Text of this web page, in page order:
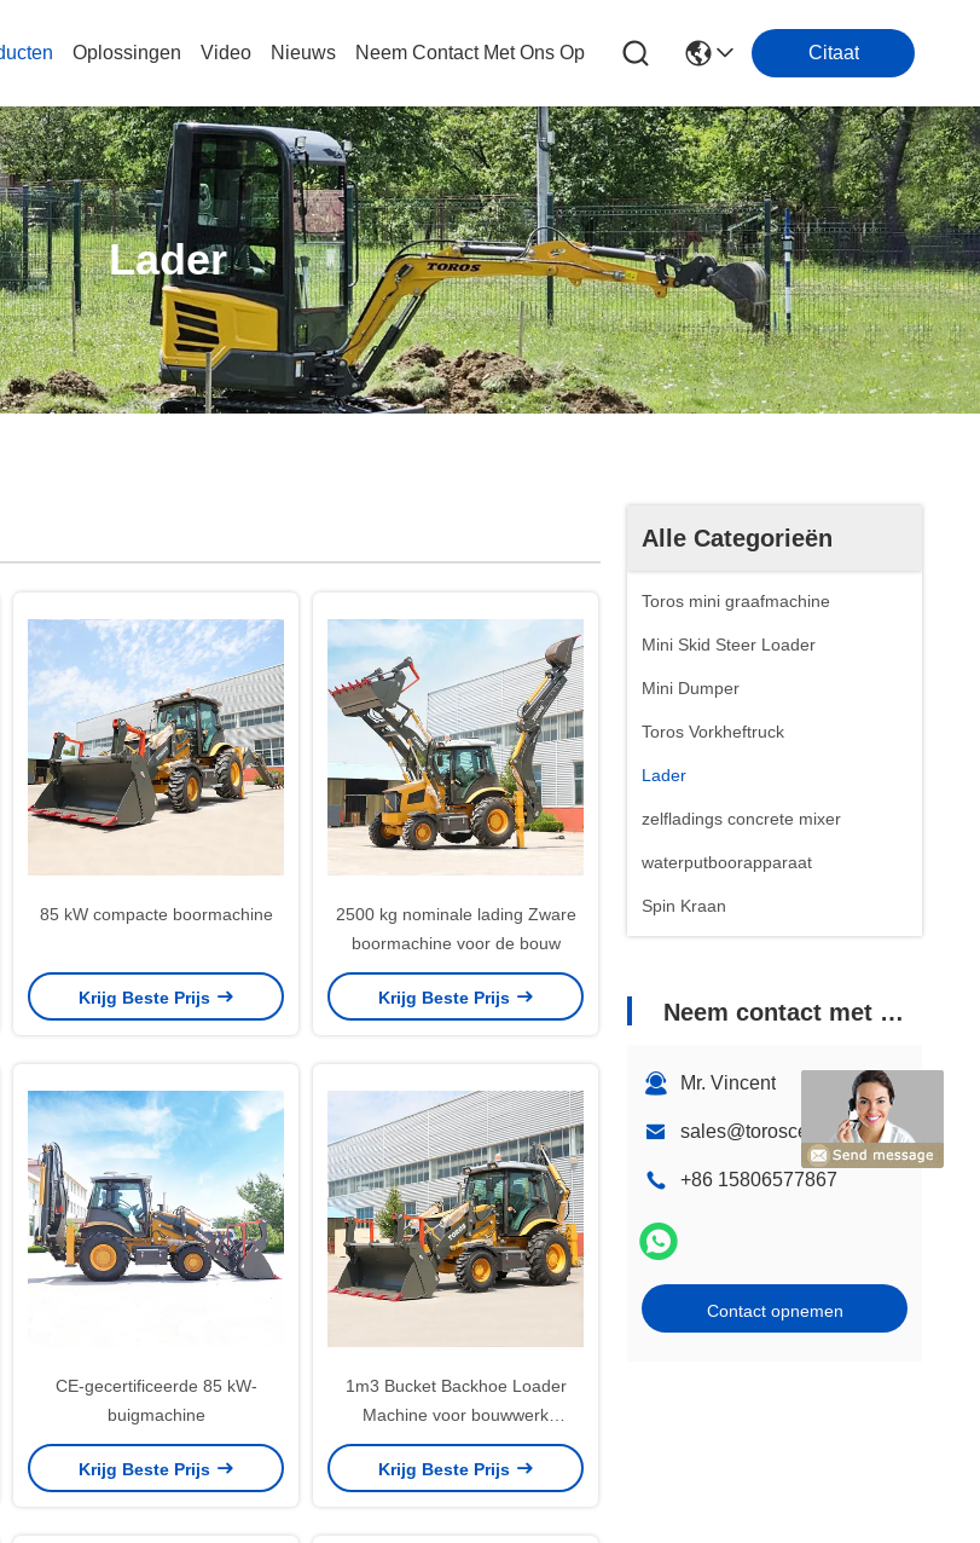
Oplossingen Video Nieuws Neem Contact Met Ons Op Citaat
Lader
Alle Categorieën
Toros mini graafmachine
Mini Skid Steer Loader
Mini Dumper
Toros Vorkheftruck
Lader
zelfladings concrete mixer
waterputboorapparaat
Spin Kraan
Neem contact met ons op
Mr. Vincent
sales@torosce.com
+86 15806577867
Contact opnemen
85 kW compacte boormachine
Krijg Beste Prijs
2500 kg nominale lading Zware
boormachine voor de bouw
Krijg Beste Prijs
CE-gecertificeerde 85 kW-
buigmachine
Krijg Beste Prijs
1m3 Bucket Backhoe Loader
Machine voor bouwwerk
Gebruikersvriendelijk
Krijg Beste Prijs